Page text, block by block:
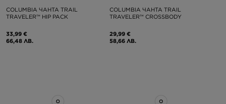
COLUMBIA ЧАНТА TRAIL
TRAVELER™ HIP PACK
33,99 €
66,48 ЛВ.
COLUMBIA ЧАНТА TRAIL
TRAVELER™ CROSSBODY
29,99 €
58,66 ЛВ.